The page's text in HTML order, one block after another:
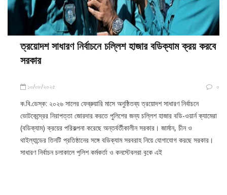
ত্রয়োদশ সাধারণ নির্বাচনে চল্লিশ হাজার বডিক্যাম ক্রয় করবে
সরকার
১০/০৮/২০২৫ ০
ক.বি.ডেস্ক: ২০২৬ সালের ফেব্রুয়ারি মাসে অনুষ্ঠিতব্য ত্রয়োদশ সাধারণ নির্বাচনে
ভোটকেন্দ্রের নিরাপত্তা জোরদার করতে পুলিশের জন্য চল্লিশ হাজার বডি-ওয়ার্ন ক্যামেরা
(বডিক্যাম) ক্রয়ের পরিকল্পনা করেছে অন্তর্বর্তীকালীন সরকার। জার্মান, চীন ও
থাইল্যান্ডের তিনটি প্রতিষ্ঠানের সঙ্গে বডিক্যাম সরবরাহ নিয়ে যোগাযোগ করছে সরকার।
সাধারণ নির্বাচন চলাকালে পুলিশ কর্মকর্তা ও কনস্টেবলরা বুকে এই